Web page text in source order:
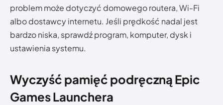
problem może dotyczyć domowego routera, Wi-Fi
albo dostawcy internetu. Jeśli prędkość nadal jest
bardzo niska, sprawdź program, komputer, dysk i
ustawienia systemu.
Wyczyść pamięć podręczną Epic
Games Launchera